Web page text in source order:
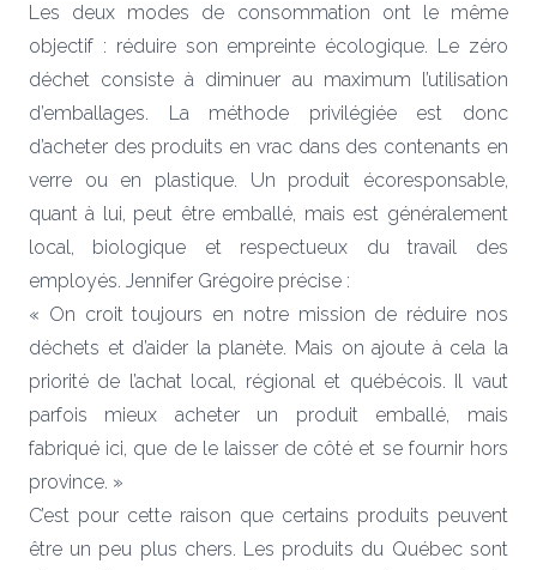
Les deux modes de consommation ont le même
objectif : réduire son empreinte écologique. Le zéro
déchet consiste à diminuer au maximum l’utilisation
d’emballages. La méthode privilégiée est donc
d’acheter des produits en vrac dans des contenants en
verre ou en plastique. Un produit écoresponsable,
quant à lui, peut être emballé, mais est généralement
local, biologique et respectueux du travail des
employés. Jennifer Grégoire précise :
« On croit toujours en notre mission de réduire nos
déchets et d’aider la planète. Mais on ajoute à cela la
priorité de l’achat local, régional et québécois. Il vaut
parfois mieux acheter un produit emballé, mais
fabriqué ici, que de le laisser de côté et se fournir hors
province. »
C’est pour cette raison que certains produits peuvent
être un peu plus chers. Les produits du Québec sont